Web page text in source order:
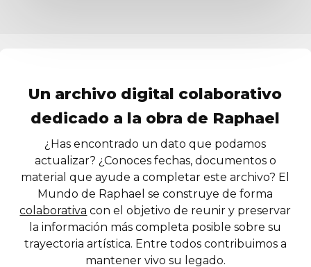
Un archivo digital colaborativo
dedicado a la obra de Raphael
¿Has encontrado un dato que podamos
actualizar? ¿Conoces fechas, documentos o
material que ayude a completar este archivo? El
Mundo de Raphael se construye de forma
colaborativa con el objetivo de reunir y preservar
la información más completa posible sobre su
trayectoria artística. Entre todos contribuimos a
mantener vivo su legado.